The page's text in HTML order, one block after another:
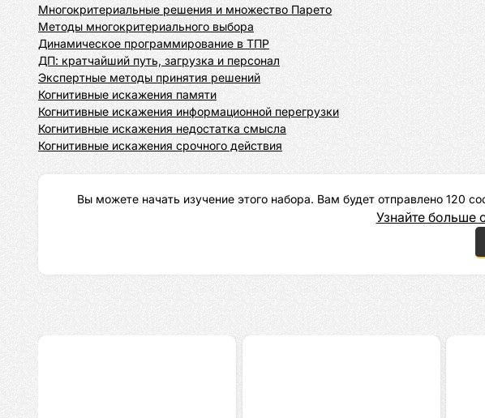
Многокритериальные решения и множество Парето
Методы многокритериального выбора
Динамическое программирование в ТПР
ДП: кратчайший путь, загрузка и персонал
Экспертные методы принятия решений
Когнитивные искажения памяти
Когнитивные искажения информационной перегрузки
Когнитивные искажения недостатка смысла
Когнитивные искажения срочного действия
Вы можете начать изучение этого набора. Вам будет отправлено 120
Узнайте больше